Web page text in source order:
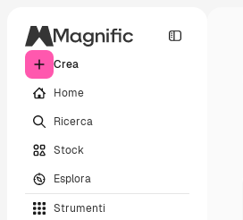
Crea
Home
Ricerca
Stock
Esplora
Strumenti